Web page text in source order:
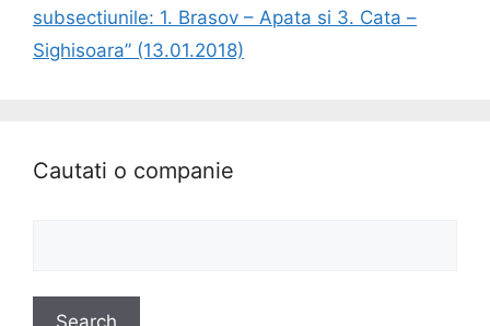
subsectiunile: 1. Brasov – Apata si 3. Cata –
Sighisoara” (13.01.2018)
Cautati o companie